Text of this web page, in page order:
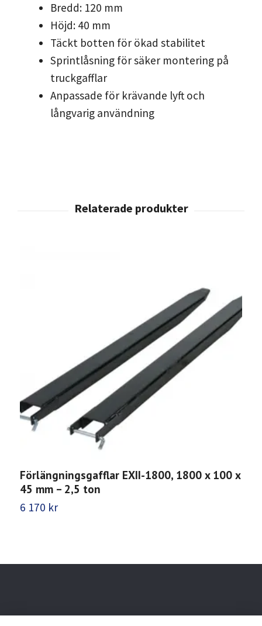
Bredd: 120 mm
Höjd: 40 mm
Täckt botten för ökad stabilitet
Sprintlåsning för säker montering på
truckgafflar
Anpassade för krävande lyft och
långvarig användning
Förlängningsgafflar EXII-1800, 1800 x 100 x
45 mm – 2,5 ton
6 170 kr